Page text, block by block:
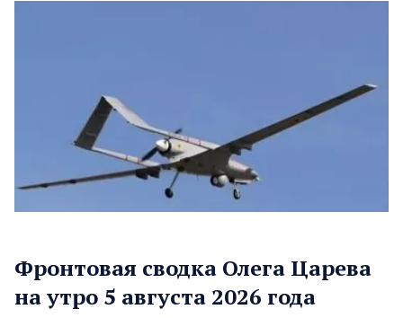
Фронтовая сводка Олега Царева
на утро 5 августа 2026 года